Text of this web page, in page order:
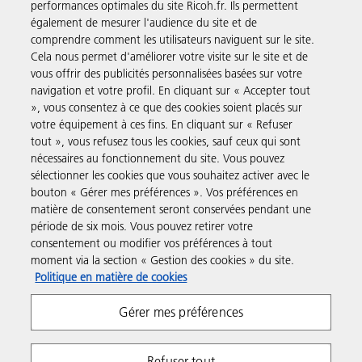
Solutions pour les entreprises
Produits et Services
Assistance & Contact
Ressources
Suivez-nous
performances optimales du site Ricoh.fr. Ils permettent
également de mesurer l'audience du site et de
comprendre comment les utilisateurs naviguent sur le site.
Cela nous permet d'améliorer votre visite sur le site et de
vous offrir des publicités personnalisées basées sur votre
navigation et votre profil. En cliquant sur « Accepter tout
», vous consentez à ce que des cookies soient placés sur
votre équipement à ces fins. En cliquant sur « Refuser
tout », vous refusez tous les cookies, sauf ceux qui sont
nécessaires au fonctionnement du site. Vous pouvez
sélectionner les cookies que vous souhaitez activer avec le
bouton « Gérer mes préférences ». Vos préférences en
matière de consentement seront conservées pendant une
période de six mois. Vous pouvez retirer votre
consentement ou modifier vos préférences à tout
moment via la section « Gestion des cookies » du site.
Politique en matière de cookies
Gérer mes préférences